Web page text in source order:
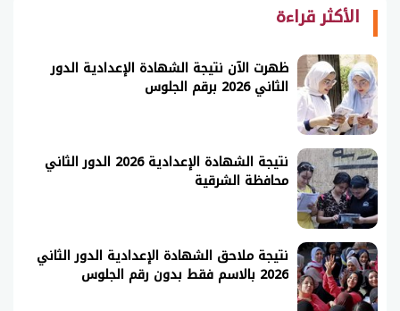
الأكثر قراءة
ظهرت الآن نتيجة الشهادة الإعدادية الدور
الثاني 2026 برقم الجلوس
نتيجة الشهادة الإعدادية 2026 الدور الثاني
محافظة الشرقية
نتيجة ملاحق الشهادة الإعدادية الدور الثاني
2026 بالاسم فقط بدون رقم الجلوس